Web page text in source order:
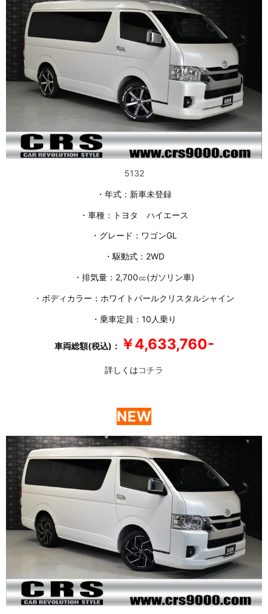
5132
・年式：新車未登録
・車種：トヨタ ハイエース
・グレード：ワゴンGL
・駆動式：2WD
・排気量：2,700㏄(ガソリン車)
・ボディカラー：ホワイトパールクリスタルシャイン
・乗車定員：10人乗り
車両総額(税込)： ￥4,633,760-
詳しくはコチラ
NEW